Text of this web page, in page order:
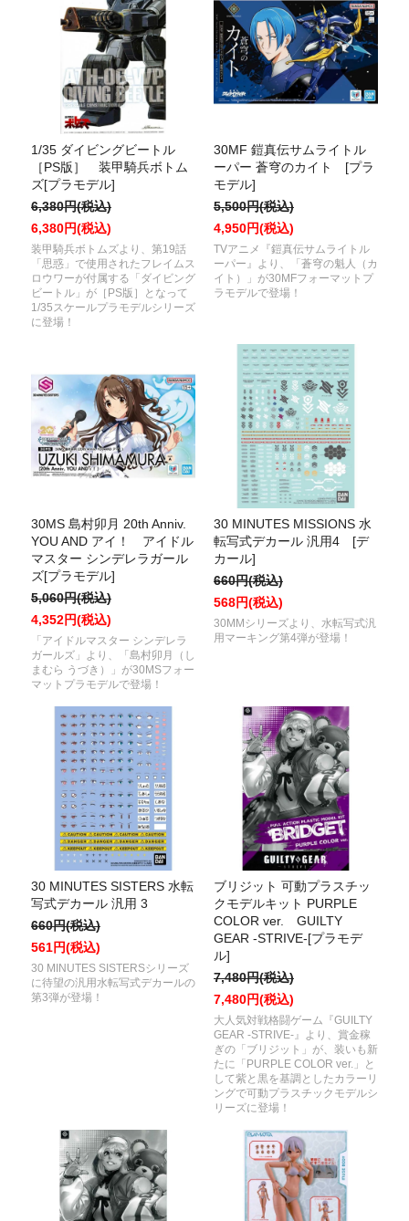
1/35 ダイビングビートル
［PS版］ 装甲騎兵ボトム
ズ[プラモデル]
6,380円(税込)
6,380円(税込)
装甲騎兵ボトムズより、第19話
「思惑」で使用されたフレイムス
ロウワーが付属する「ダイビング
ビートル」が［PS版］となって
1/35スケールプラモデルシリーズ
に登場！
30MF 鎧真伝サムライトル
ーパー 蒼穹のカイト [プラ
モデル]
5,500円(税込)
4,950円(税込)
TVアニメ『鎧真伝サムライトル
ーパー』より、「蒼穹の魁人（カ
イト）」が30MFフォーマットプ
ラモデルで登場！
30MS 島村卯月 20th Anniv.
YOU AND アイ！ アイドル
マスター シンデレラガール
ズ[プラモデル]
5,060円(税込)
4,352円(税込)
「アイドルマスター シンデレラ
ガールズ」より、「島村卯月（し
まむら うづき）」が30MSフォー
マットプラモデルで登場！
30 MINUTES MISSIONS 水
転写式デカール 汎用4 [デ
カール]
660円(税込)
568円(税込)
30MMシリーズより、水転写式汎
用マーキング第4弾が登場！
30 MINUTES SISTERS 水転
写式デカール 汎用 3
660円(税込)
561円(税込)
30 MINUTES SISTERSシリーズ
に待望の汎用水転写式デカールの
第3弾が登場！
ブリジット 可動プラスチッ
クモデルキット PURPLE
COLOR ver. GUILTY
GEAR -STRIVE-[プラモデ
ル]
7,480円(税込)
7,480円(税込)
大人気対戦格闘ゲーム『GUILTY
GEAR -STRIVE-』より、賞金稼
ぎの「ブリジット」が、装いも新
たに「PURPLE COLOR ver.」と
して紫と黒を基調としたカラーリ
ングで可動プラスチックモデルシ
リーズに登場！